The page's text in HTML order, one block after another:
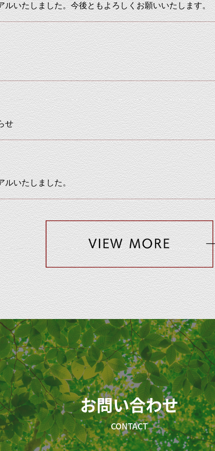
ルいたしました。今後ともよろしくお願いいたします。
せ
ルいたしました。
お問い合わせ
CONTACT